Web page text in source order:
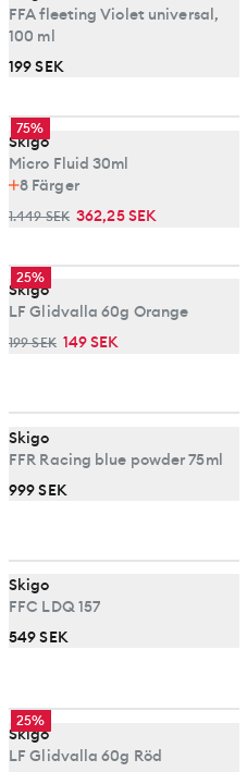
FFA fleeting Violet universal,
100 ml
199 SEK
75%
Skigo
Micro Fluid 30ml
8 Färger
1.449 SEK 362,25 SEK
25%
Skigo
LF Glidvalla 60g Orange
199 SEK 149 SEK
Skigo
FFR Racing blue powder 75ml
999 SEK
Skigo
FFC LDQ 157
549 SEK
25%
Skigo
LF Glidvalla 60g Röd